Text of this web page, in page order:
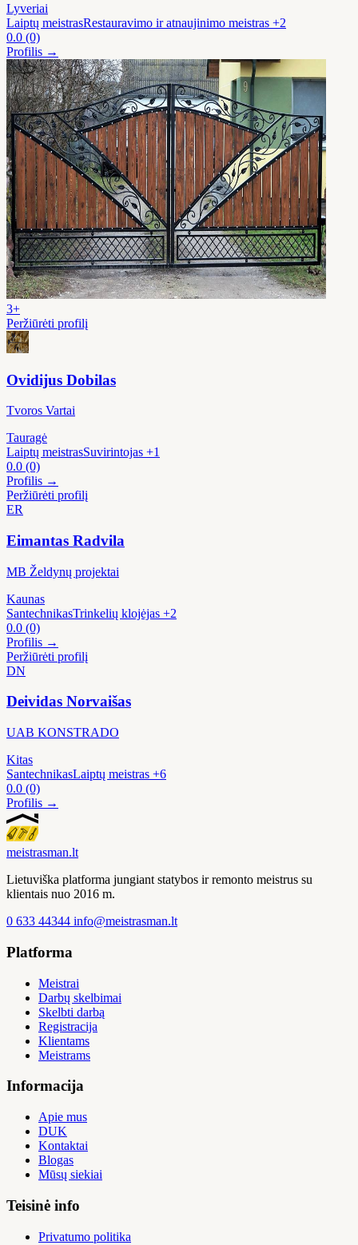
Lyveriai
Laiptų meistrasRestauravimo ir atnaujinimo meistras +2
0.0 (0)
Profilis →
3+
Peržiūrėti profilį
Ovidijus Dobilas
Tvoros Vartai
Tauragė
Laiptų meistrasSuvirintojas +1
0.0 (0)
Profilis →
Peržiūrėti profilį
ER
Eimantas Radvila
MB Želdynų projektai
Kaunas
SantechnikasTrinkelių klojėjas +2
0.0 (0)
Profilis →
Peržiūrėti profilį
DN
Deividas Norvaišas
UAB KONSTRADO
Kitas
SantechnikasLaiptų meistras +6
0.0 (0)
Profilis →
meistrasman.lt
Lietuviška platforma jungiant statybos ir remonto meistrus su
klientais nuo 2016 m.
0 633 44344 info@meistrasman.lt
Platforma
Meistrai
Darbų skelbimai
Skelbti darbą
Registracija
Klientams
Meistrams
Informacija
Apie mus
DUK
Kontaktai
Blogas
Mūsų siekiai
Teisinė info
Privatumo politika